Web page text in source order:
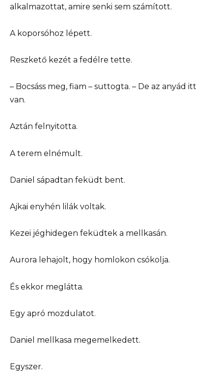
alkalmazottat, amire senki sem számított.
A koporsóhoz lépett.
Reszkető kezét a fedélre tette.
– Bocsáss meg, fiam – suttogta. – De az anyád itt
van.
Aztán felnyitotta.
A terem elnémult.
Daniel sápadtan feküdt bent.
Ajkai enyhén lilák voltak.
Kezei jéghidegen feküdtek a mellkasán.
Aurora lehajolt, hogy homlokon csókolja.
És ekkor meglátta.
Egy apró mozdulatot.
Daniel mellkasa megemelkedett.
Egyszer.